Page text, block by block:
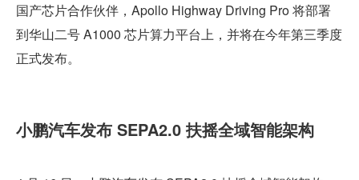
国产芯片合作伙伴，Apollo Highway Driving Pro 将部署
到华山二号 A1000 芯片算力平台上，并将在今年第三季度
正式发布。
小鹏汽车发布 SEPA2.0 扶摇全域智能架构